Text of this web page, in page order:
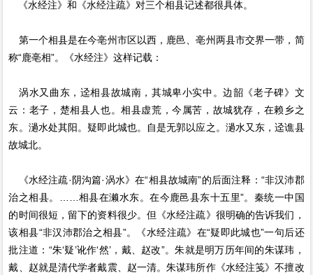
《水经注》和《水经注疏》对三个相县记述都很具体。
第一个相县是在今亳州市区以西，鹿邑、亳州两县市交界一带，简
称“鹿亳相”。《水经注》这样记载：
涡水又曲东，迳相县故城南，其城卑小实中。边韶《老子碑》文
云：老子，楚相县人也。相县虚荒，今属苦，故城犹存，在赖乡之
东。濄水处其阳。疑即此城也。自是无郭以应之。濄水又东，迳谯县
故城北。
《水经注疏·阴沟篇·涡水》在“相县故城南”的后面注释：“非汉沛郡
治之相县。……相县在濑水东。在今鹿邑县东十五里”。秦统一中国
的时间很短，留下的资料很少。但《水经注疏》很明确的告诉我们，
该相县“非汉沛郡治之相县”。《水经注疏》在“疑即此城也”一句后还
批注道：“朱‘疑’讹作‘然’，戴、赵改”。朱就是明万历年间的朱谋玮，
戴、赵就是清代学者戴震、赵一清。朱谋玮所作《水经注笺》不擅改